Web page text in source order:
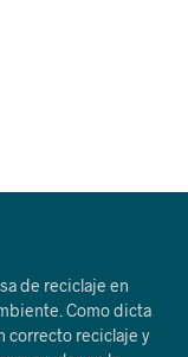
de reciclaje en
Como dicta
correcto reciclaje y